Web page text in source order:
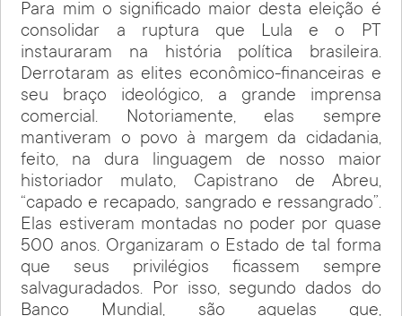
Para mim o significado maior desta eleição é
consolidar a ruptura que Lula e o PT
instauraram na história política brasileira.
Derrotaram as elites econômico-financeiras e
seu braço ideológico, a grande imprensa
comercial. Notoriamente, elas sempre
mantiveram o povo à margem da cidadania,
feito, na dura linguagem de nosso maior
historiador mulato, Capistrano de Abreu,
“capado e recapado, sangrado e ressangrado”.
Elas estiveram montadas no poder por quase
500 anos. Organizaram o Estado de tal forma
que seus privilégios ficassem sempre
salvaguradados. Por isso, segundo dados do
Banco Mundial, são aquelas que,